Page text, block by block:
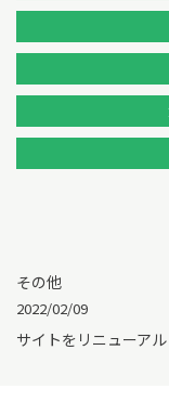
その他
2022/02/09
サイトをリニューアル